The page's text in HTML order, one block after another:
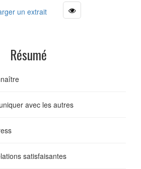
un extrait
Résumé
avec les autres
satisfaisantes